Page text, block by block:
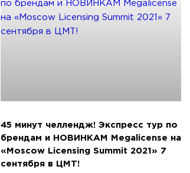
45 минут челлендж! Экспресс тур по
брендам и НОВИНКАМ Megalicense на
«Moscow Licensing Summit 2021» 7
сентября в ЦМТ!